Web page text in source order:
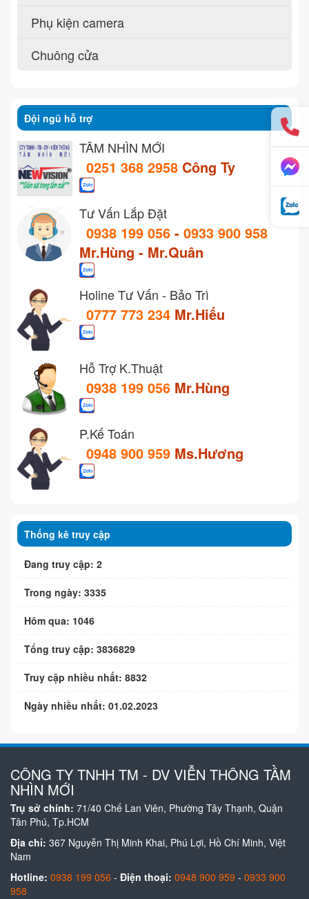
Phụ kiện camera
Chuông cửa
Đội ngũ hỗ trợ
TẦM NHÌN MỚI
0251 368 2958 Công Ty
Tư Vấn Lắp Đặt
0938 199 056 - 0933 900 958
Mr.Hùng - Mr.Quân
Holine Tư Vấn - Bảo Trì
0777 773 234 Mr.Hiếu
Hỗ Trợ K.Thuật
0938 199 056 Mr.Hùng
P.Kế Toán
0948 900 959 Ms.Hương
Thống kê truy cập
Đang truy cập: 2
Trong ngày: 3335
Hôm qua: 1046
Tổng truy cập: 3836829
Truy cập nhiều nhất: 8832
Ngày nhiều nhất: 01.02.2023
CÔNG TY TNHH TM - DV VIỄN THÔNG TẦM
NHÌN MỚI
Trụ sở chính: 71/40 Chế Lan Viên, Phường Tây Thạnh, Quận
Tân Phú, Tp.HCM
Địa chỉ: 367 Nguyễn Thị Minh Khai, Phú Lợi, Hồ Chí Minh, Việt
Nam
Hotline: 0938 199 056 - Điện thoại: 0948 900 959 - 0933 900
958